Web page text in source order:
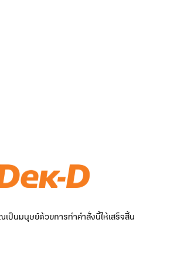
เป็นมนุษย์ด้วยการทำคำสั่งนี้ให้เสร็จสิ้น